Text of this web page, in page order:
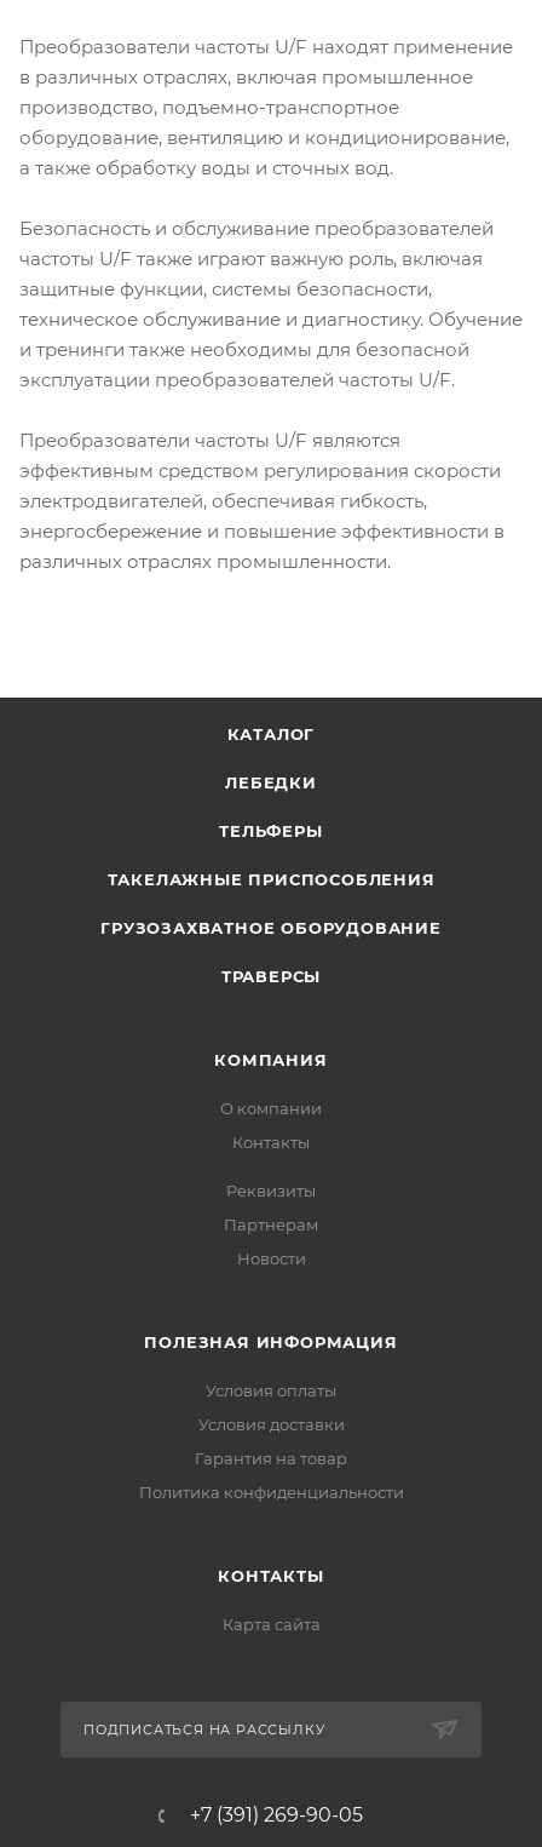
Преобразователи частоты U/F находят применение
в различных отраслях, включая промышленное
производство, подъемно-транспортное
оборудование, вентиляцию и кондиционирование,
а также обработку воды и сточных вод.
Безопасность и обслуживание преобразователей
частоты U/F также играют важную роль, включая
защитные функции, системы безопасности,
техническое обслуживание и диагностику. Обучение
и тренинги также необходимы для безопасной
эксплуатации преобразователей частоты U/F.
Преобразователи частоты U/F являются
эффективным средством регулирования скорости
электродвигателей, обеспечивая гибкость,
энергосбережение и повышение эффективности в
различных отраслях промышленности.
КАТАЛОГ
ЛЕБЕДКИ
ТЕЛЬФЕРЫ
ТАКЕЛАЖНЫЕ ПРИСПОСОБЛЕНИЯ
ГРУЗОЗАХВАТНОЕ ОБОРУДОВАНИЕ
ТРАВЕРСЫ
КОМПАНИЯ
О компании
Контакты
Реквизиты
Партнерам
Новости
ПОЛЕЗНАЯ ИНФОРМАЦИЯ
Условия оплаты
Условия доставки
Гарантия на товар
Политика конфиденциальности
КОНТАКТЫ
Карта сайта
ПОДПИСАТЬСЯ НА РАССЫЛКУ
+7 (391) 269-90-05